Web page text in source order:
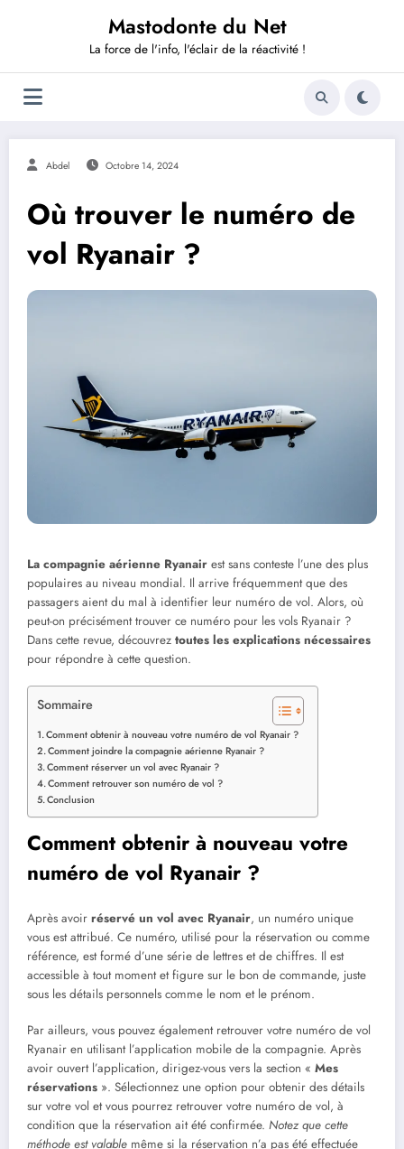
Mastodonte du Net
La force de l'info, l'éclair de la réactivité !
Abdel Octobre 14, 2024
Où trouver le numéro de
vol Ryanair ?
La compagnie aérienne Ryanair est sans conteste l’une des plus
populaires au niveau mondial. Il arrive fréquemment que des
passagers aient du mal à identifier leur numéro de vol. Alors, où
peut-on précisément trouver ce numéro pour les vols Ryanair ?
Dans cette revue, découvrez toutes les explications nécessaires
pour répondre à cette question.
Sommaire
Comment obtenir à nouveau votre numéro de vol Ryanair ?
Comment joindre la compagnie aérienne Ryanair ?
Comment réserver un vol avec Ryanair ?
Comment retrouver son numéro de vol ?
Conclusion
Comment obtenir à nouveau votre
numéro de vol Ryanair ?
Après avoir réservé un vol avec Ryanair, un numéro unique
vous est attribué. Ce numéro, utilisé pour la réservation ou comme
référence, est formé d’une série de lettres et de chiffres. Il est
accessible à tout moment et figure sur le bon de commande, juste
sous les détails personnels comme le nom et le prénom.
Par ailleurs, vous pouvez également retrouver votre numéro de vol
Ryanair en utilisant l’application mobile de la compagnie. Après
avoir ouvert l’application, dirigez-vous vers la section « Mes
réservations ». Sélectionnez une option pour obtenir des détails
sur votre vol et vous pourrez retrouver votre numéro de vol, à
condition que la réservation ait été confirmée. Notez que cette
méthode est valable même si la réservation n’a pas été effectuée